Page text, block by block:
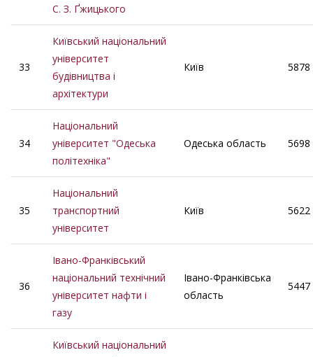
С. З. Ґжицького
33
Київський національний
університет
будівництва і
архітектури
Київ 5878
34
Національний
університет "Одеська
політехніка"
Одеська область 5698
35
Національний
транспортний
університет
Київ 5622
36
Івано-Франківський
національний технічний
університет нафти і
газу
Івано-Франківська
область
5447
Київський національний